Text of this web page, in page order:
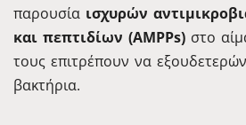
παρουσία ισχυρών
και πεπτιδίων (AMPPs) στο
τους επιτρέπουν να
βακτήρια.